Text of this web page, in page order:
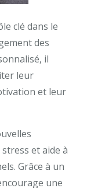
clé dans le
des
il
leur
et leur
et aide à
Grâce à un
une